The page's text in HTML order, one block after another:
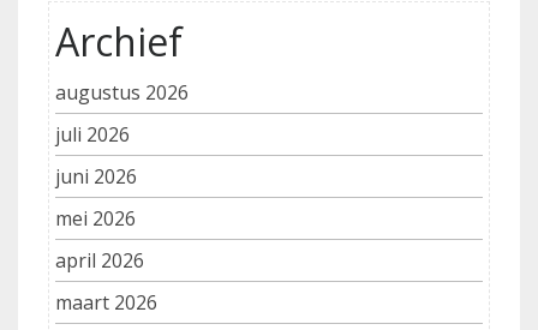
Archief
augustus 2026
juli 2026
juni 2026
mei 2026
april 2026
maart 2026